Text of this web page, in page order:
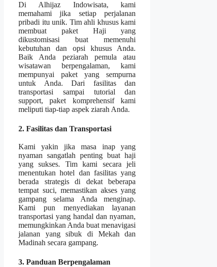
Di Alhijaz Indowisata, kami
memahami jika setiap perjalanan
pribadi itu unik. Tim ahli khusus kami
membuat paket Haji yang
dikustomisasi buat memenuhi
kebutuhan dan opsi khusus Anda.
Baik Anda peziarah pemula atau
wisatawan berpengalaman, kami
mempunyai paket yang sempurna
untuk Anda. Dari fasilitas dan
transportasi sampai tutorial dan
support, paket komprehensif kami
meliputi tiap-tiap aspek ziarah Anda.
2. Fasilitas dan Transportasi
Kami yakin jika masa inap yang
nyaman sangatlah penting buat haji
yang sukses. Tim kami secara jeli
menentukan hotel dan fasilitas yang
berada strategis di dekat beberapa
tempat suci, memastikan akses yang
gampang selama Anda menginap.
Kami pun menyediakan layanan
transportasi yang handal dan nyaman,
memungkinkan Anda buat menavigasi
jalanan yang sibuk di Mekah dan
Madinah secara gampang.
3. Panduan Berpengalaman